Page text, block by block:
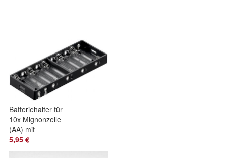
Batteriehalter für
10x Mignonzelle
(AA) mit
Lötanschluss
5,95 €